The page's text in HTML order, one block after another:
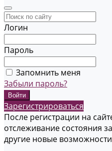
Логин
Пароль
Запомнить меня
Забыли пароль?
Зарегистрироваться
После регистрации на
отслеживание состояния
другие новые возможности